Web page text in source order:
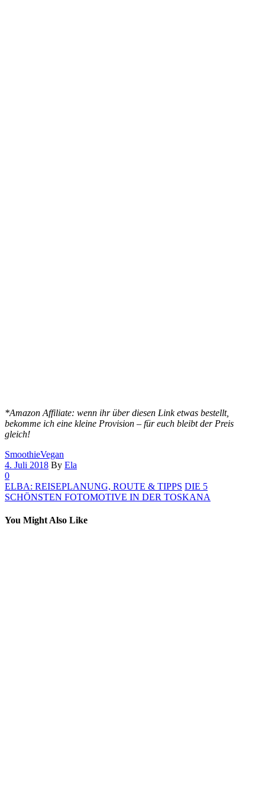
*Amazon Affiliate: wenn ihr über diesen Link etwas bestellt,
bekomme ich eine kleine Provision – für euch bleibt der Preis
gleich!
SmoothieVegan
4. Juli 2018 By Ela
0
ELBA: REISEPLANUNG, ROUTE & TIPPS DIE 5
SCHÖNSTEN FOTOMOTIVE IN DER TOSKANA
You Might Also Like